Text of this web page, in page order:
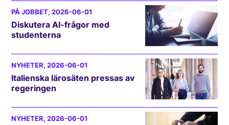
PÅ JOBBET, 2026-06-01
Diskutera AI-frågor med
studenterna
NYHETER, 2026-06-01
Italienska lärosäten pressas av
regeringen
NYHETER, 2026-06-01